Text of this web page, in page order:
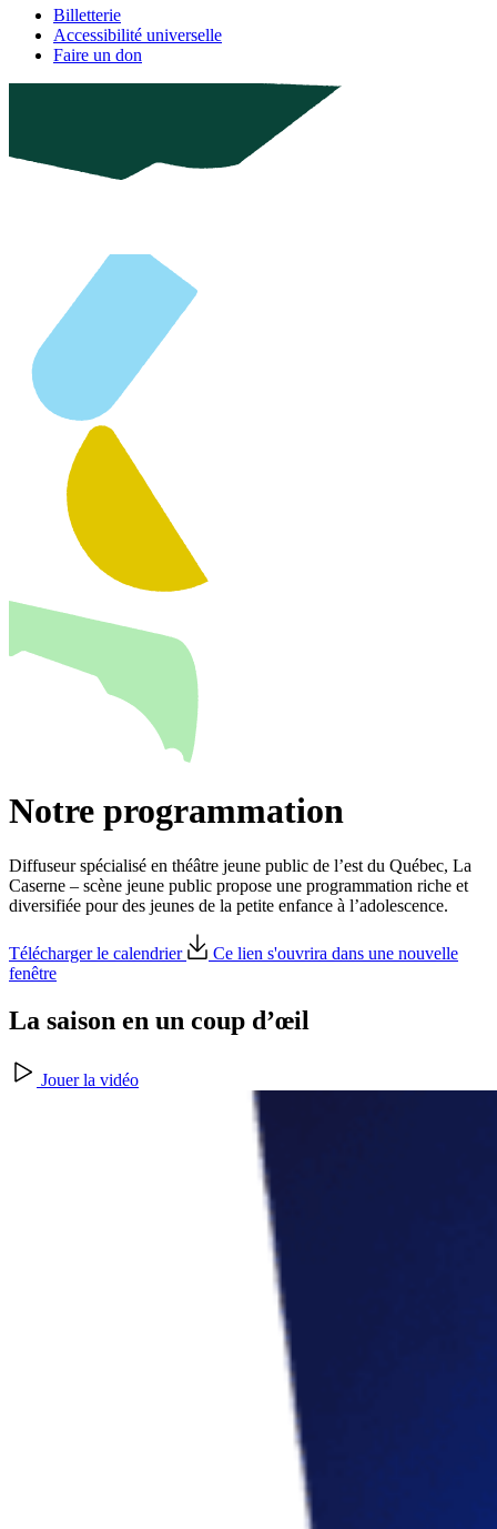
Billetterie
Accessibilité universelle
Faire un don
Notre programmation
Diffuseur spécialisé en théâtre jeune public de l’est du Québec, La
Caserne – scène jeune public propose une programmation riche et
diversifiée pour des jeunes de la petite enfance à l’adolescence.
Télécharger le calendrier
Ce lien s'ouvrira dans une nouvelle
fenêtre
La saison en un coup d’œil
Jouer la vidéo